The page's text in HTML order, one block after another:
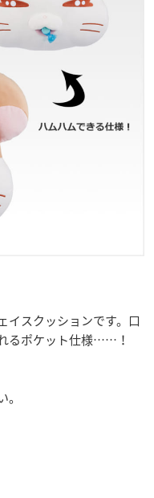
イスクッションです。口
るポケット仕様……！